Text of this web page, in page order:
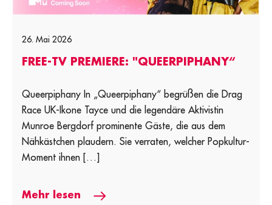
26. Mai 2026
FREE-TV PREMIERE: "QUEERPIPHANY“
Queerpiphany In „Queerpiphany“ begrüßen die Drag
Race UK-Ikone Tayce und die legendäre Aktivistin
Munroe Bergdorf prominente Gäste, die aus dem
Nähkästchen plaudern. Sie verraten, welcher Popkultur-
Moment ihnen […]
Mehr lesen